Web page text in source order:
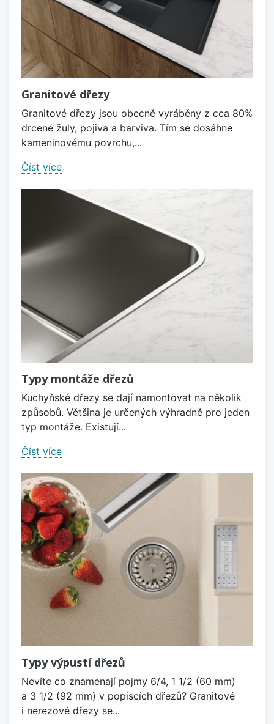
Granitové dřezy
Granitové dřezy jsou obecně vyráběny z cca 80%
drcené žuly, pojiva a barviva. Tím se dosáhne
kameninovému povrchu,...
Číst více
Typy montáže dřezů
Kuchyňské dřezy se dají namontovat na několik
způsobů. Většina je určených výhradně pro jeden
typ montáže. Existují...
Číst více
Typy výpustí dřezů
Nevíte co znamenají pojmy 6/4, 1 1/2 (60 mm)
a 3 1/2 (92 mm) v popiscích dřezů? Granitové
i nerezové dřezy se...